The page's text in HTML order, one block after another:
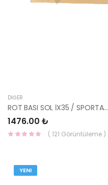
DIĞER
ROT BASI SOL İX35 / SPORTAGE 10-> 56820-2S000-HMC
1476.00 ₺
( 121 Görüntüleme )
YENI